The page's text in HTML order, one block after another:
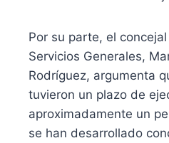
Por su parte, el
Servicios Generales,
Rodríguez, argumenta
tuvieron un plazo de
aproximadamente un
se han desarrollado